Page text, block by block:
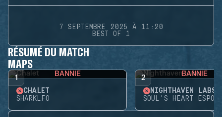
7 SEPTEMBRE 2025 À 11:20
BEST OF 1
RÉSUMÉ DU MATCH
MAPS
1 BANNIE
CHALET
SHARKLFO
2 BANNIE
NIGHTHAVEN LABS
SOUL'S HEART ESPORT